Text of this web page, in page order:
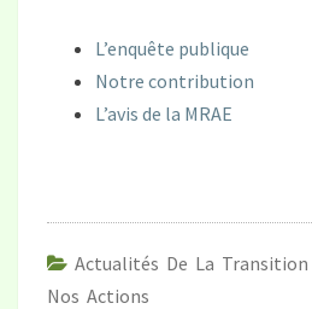
L’enquête publique
Notre contribution
L’avis de la MRAE
Actualités De La
Nos Actions